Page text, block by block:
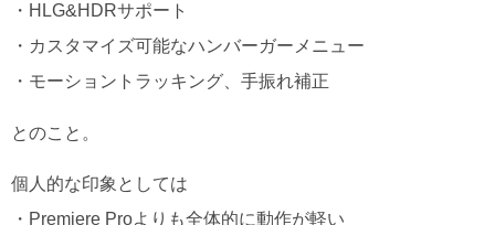
・HLG&HDRサポート
・カスタマイズ可能なハンバーガーメニュー
・モーショントラッキング、手振れ補正
とのこと。
個人的な印象としては
・Premiere Proよりも全体的に動作が軽い